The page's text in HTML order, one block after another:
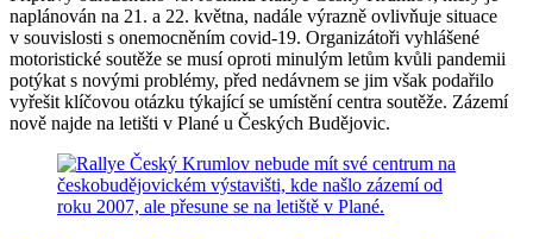
naplánován na 21. a 22. května, nadále výrazně ovlivňuje situace
v souvislosti s onemocněním covid-19. Organizátoři vyhlášené
motoristické soutěže se musí oproti minulým letům kvůli pandemii
potýkat s novými problémy, před nedávnem se jim však podařilo
vyřešit klíčovou otázku týkající se umístění centra soutěže. Zázemí
nově najde na letišti v Plané u Českých Budějovic.